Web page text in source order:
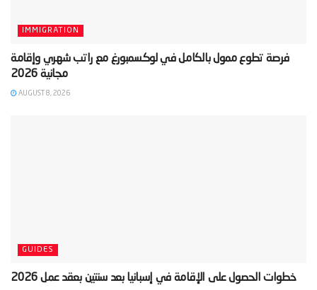
IMMIGRATION
‫فرصة تطوع ممول بالكامل في لوكسمبورغ مع راتب شهري وإقامة
مجانية 2026‬
AUGUST 8, 2026
GUIDES
‫خطوات الحصول على الإقامة في إسبانيا بعد سنتين بعقد عمل 2026‬